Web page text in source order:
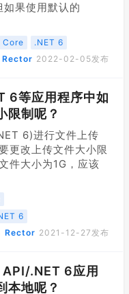
果使用默认的
Core
.NET 6
Rector 2022-02-05发布
6等应用程序中如
限制呢？
6)进行文件上传
更改上传文件大小限
件大小为1G，应该
6
Rector 2021-12-27发布
.NET 6应用
本地呢？